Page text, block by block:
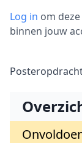
Log in om
binnen jouw